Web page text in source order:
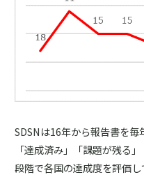
SDSNは16年から報告書を
「達成済み」「課題が残る
段階で各国の達成度を評価し